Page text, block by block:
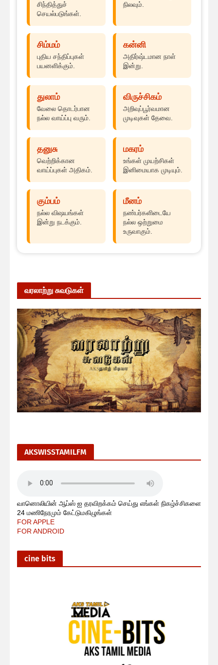
சிந்தித்துச்
செயல்படுங்கள்.
நிலவும்.
சிம்மம்
புதிய சந்திப்புகள்
பயனளிக்கும்.
கன்னி
அதிர்ஷ்டமான நாள்
இன்று.
துலாம்
வேலை தொடர்பான
நல்ல வாய்ப்பு வரும்.
விருச்சிகம்
அறிவுப்பூர்வமான
முடிவுகள் தேவை.
தனுசு
வெற்றிக்கான
வாய்ப்புகள் அதிகம்.
மகரம்
உங்கள் முயற்சிகள்
இனிமையாக முடியும்.
கும்பம்
நல்ல விஷயங்கள்
இன்று நடக்கும்.
மீனம்
நண்பர்களிடையே
நல்ல ஒற்றுமை
உருவாகும்.
வரலாற்று சுவடுகள்
AKSWISSTAMILFM
வானொலியின் ஆப்ஸ் ஐ தரவிறக்கம் செய்து எங்கள் நிகழ்ச்சிகளை
24 மணிநேரமும் கேட்டுமகிழுங்கள்
FOR APPLE
FOR ANDROID
cine bits